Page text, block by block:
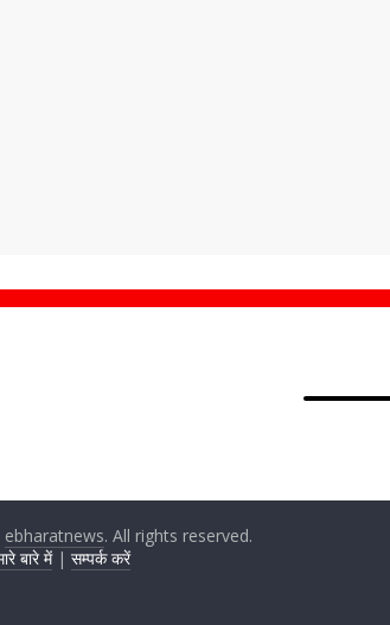
ebharatnews. All rights reserved.
बारे में| सम्पर्क करें